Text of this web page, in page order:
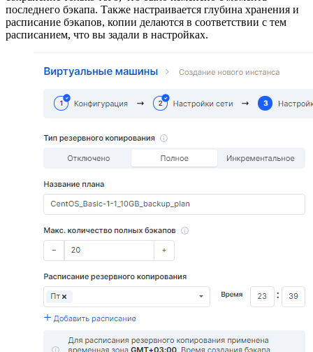
последнего бэкапа. Также настраивается глубина хранения и
расписание бэкапов, копии делаются в соответствии с тем
расписанием, что вы задали в настройках.